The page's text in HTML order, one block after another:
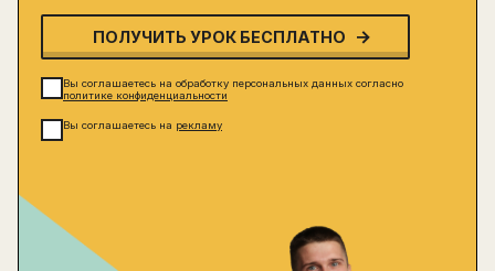
ПОЛУЧИТЬ УРОК БЕСПЛАТНО
Вы соглашаетесь на обработку персональных данных согласно
политике конфиденциальности
Вы соглашаетесь на рекламу